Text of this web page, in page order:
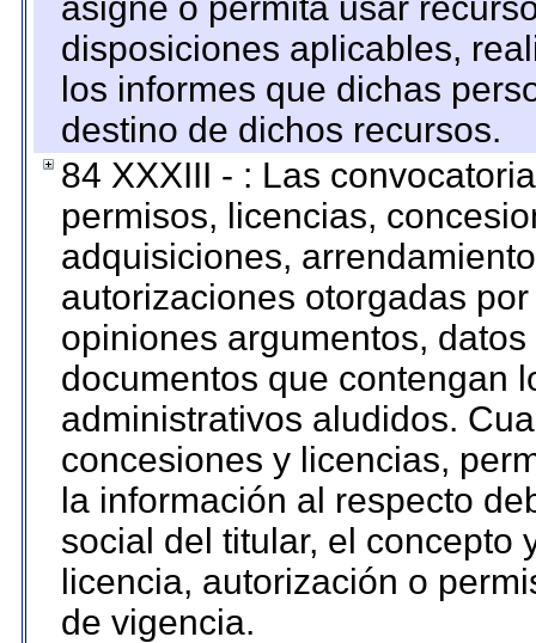
disposiciones aplicables,
los informes que dichas
destino de dichos recursos.
84 XXXIII - : Las
permisos, licencias,
adquisiciones,
autorizaciones otorgadas
opiniones argumentos,
documentos que contengan
administrativos aludidos.
concesiones y licencias,
la información al respecto
social del titular, el concepto
licencia, autorización o
de vigencia.